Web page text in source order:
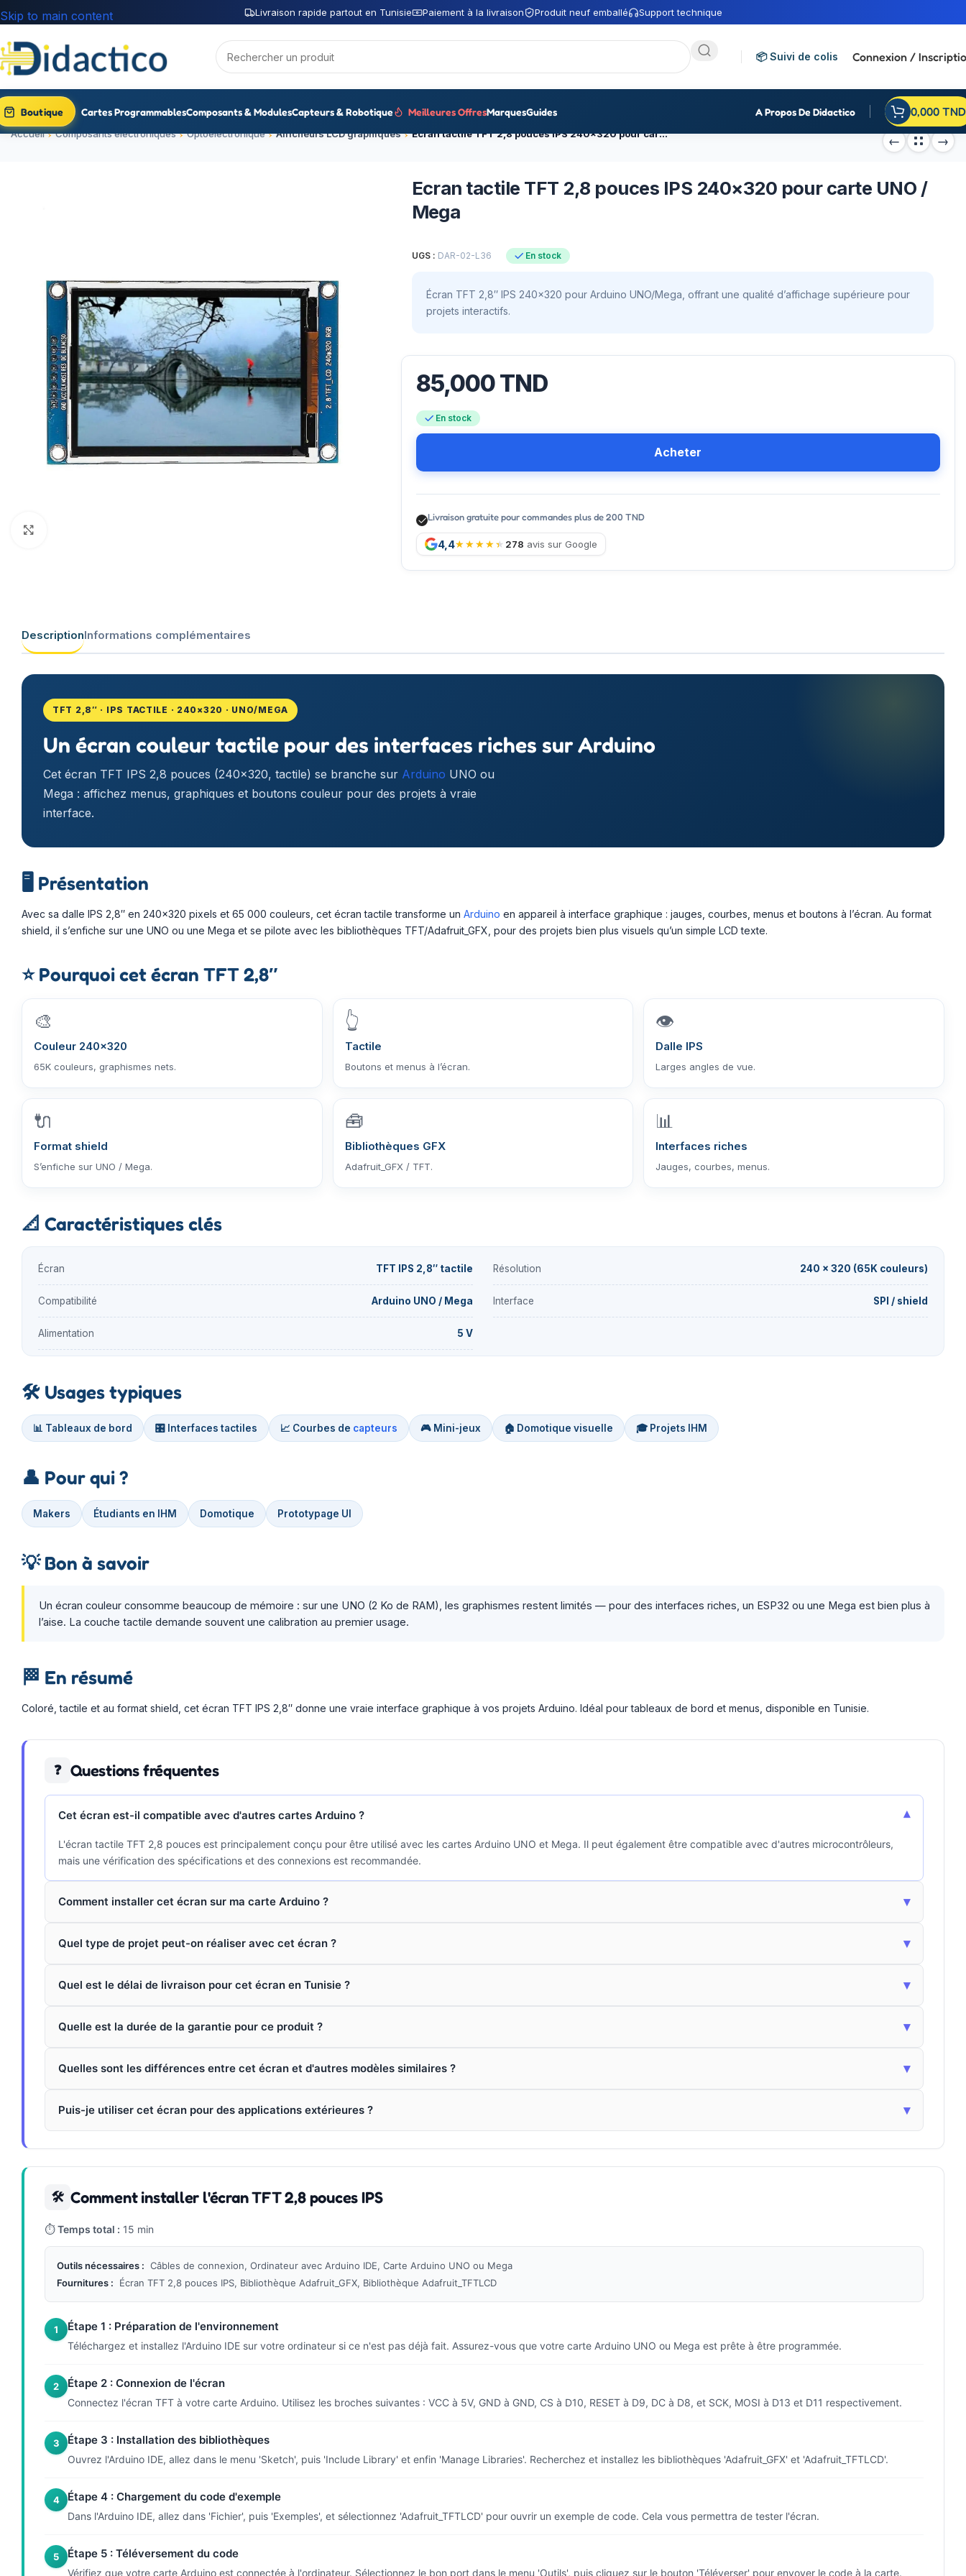
Livraison rapide partout en Tunisie Paiement à la livraison Produit neuf emballé Support technique
Skip to main content
📦 Suivi de colis Connexion /
Boutique Cartes ProgrammablesComposants & ModulesCapteurs & Robotique Meilleures OffresMarquesGuides A Propos De Didactico 0,000 TND
Accueil Composants électroniques Optoélectronique Afficheurs LCD graphiques Ecran tactile TFT 2,8 pouces IPS 240×320 pour carte UNO / Mega
Ecran tactile TFT 2,8 pouces IPS 240×320 pour carte UNO /
Mega
UGS : DAR-02-L36 En stock
Écran TFT 2,8″ IPS 240×320 pour Arduino UNO/Mega, offrant une qualité d’affichage supérieure pour
projets interactifs.
85,000TND
En stock
Acheter
Livraison gratuite pour commandes plus de 200 TND
4,4 278 avis sur Google
DescriptionInformations complémentaires
TFT 2,8″ · IPS TACTILE · 240×320 · UNO/MEGA
Un écran couleur tactile pour des interfaces riches sur Arduino
Cet écran TFT IPS 2,8 pouces (240×320, tactile) se branche sur Arduino UNO ou
Mega : affichez menus, graphiques et boutons couleur pour des projets à vraie
interface.
🖥️ Présentation
Avec sa dalle IPS 2,8″ en 240×320 pixels et 65 000 couleurs, cet écran tactile transforme un Arduino en appareil à interface graphique : jauges, courbes, menus et boutons à l’écran. Au format
shield, il s’enfiche sur une UNO ou une Mega et se pilote avec les bibliothèques TFT/Adafruit_GFX, pour des projets bien plus visuels qu’un simple LCD texte.
⭐Pourquoi cet écran TFT 2,8″
🎨
Couleur 240×320
65K couleurs, graphismes nets.
👆
Tactile
Boutons et menus à l’écran.
👁️
Dalle IPS
Larges angles de vue.
🔌
Format shield
S’enfiche sur UNO / Mega.
🧰
Bibliothèques GFX
Adafruit_GFX / TFT.
📊
Interfaces riches
Jauges, courbes, menus.
📐 Caractéristiques clés
Écran TFT IPS 2,8″ tactile Résolution 240 × 320 (65K couleurs)
Compatibilité Arduino UNO / Mega Interface SPI / shield
Alimentation 5 V
🛠️ Usages typiques
📊 Tableaux de bord 🎛️ Interfaces tactiles 📈 Courbes de capteurs 🎮 Mini-jeux 🏠 Domotique visuelle 🎓 Projets IHM
👤 Pour qui ?
Makers Étudiants en IHM Domotique Prototypage UI
💡Bon à savoir
Un écran couleur consomme beaucoup de mémoire : sur une UNO (2 Ko de RAM), les graphismes restent limités — pour des interfaces riches, un ESP32 ou une Mega est bien plus à
l’aise. La couche tactile demande souvent une calibration au premier usage.
🏁 En résumé
Coloré, tactile et au format shield, cet écran TFT IPS 2,8″ donne une vraie interface graphique à vos projets Arduino. Idéal pour tableaux de bord et menus, disponible en Tunisie.
❓ Questions fréquentes
Cet écran est-il compatible avec d'autres cartes Arduino ? ▾
L'écran tactile TFT 2,8 pouces est principalement conçu pour être utilisé avec les cartes Arduino UNO et Mega. Il peut également être compatible avec d'autres microcontrôleurs,
mais une vérification des spécifications et des connexions est recommandée.
Comment installer cet écran sur ma carte Arduino ? ▾
Quel type de projet peut-on réaliser avec cet écran ? ▾
Quel est le délai de livraison pour cet écran en Tunisie ? ▾
Quelle est la durée de la garantie pour ce produit ? ▾
Quelles sont les différences entre cet écran et d'autres modèles similaires ? ▾
Puis-je utiliser cet écran pour des applications extérieures ? ▾
🛠 Comment installer l'écran TFT 2,8 pouces IPS
⏱Temps total : 15 min
Outils nécessaires : Câbles de connexion, Ordinateur avec Arduino IDE, Carte Arduino UNO ou Mega
Fournitures :
Écran TFT 2,8 pouces IPS, Bibliothèque Adafruit_GFX, Bibliothèque Adafruit_TFTLCD
1 Étape 1 : Préparation de l'environnement
Téléchargez et installez l'Arduino IDE sur votre ordinateur si ce n'est pas déjà fait. Assurez-vous que votre carte Arduino UNO ou Mega est prête à être programmée.
2 Étape 2 : Connexion de l'écran
Connectez l'écran TFT à votre carte Arduino. Utilisez les broches suivantes : VCC à 5V, GND à GND, CS à D10, RESET à D9, DC à D8, et SCK, MOSI à D13 et D11 respectivement.
3 Étape 3 : Installation des bibliothèques
Ouvrez l'Arduino IDE, allez dans le menu 'Sketch', puis 'Include Library' et enfin 'Manage Libraries'. Recherchez et installez les bibliothèques 'Adafruit_GFX' et 'Adafruit_TFTLCD'.
4 Étape 4 : Chargement du code d'exemple
Dans l'Arduino IDE, allez dans 'Fichier', puis 'Exemples', et sélectionnez 'Adafruit_TFTLCD' pour ouvrir un exemple de code. Cela vous permettra de tester l'écran.
5 Étape 5 : Téléversement du code
Vérifiez que votre carte Arduino est connectée à l'ordinateur. Sélectionnez le bon port dans le menu 'Outils', puis cliquez sur le bouton 'Téléverser' pour envoyer le code à la carte.